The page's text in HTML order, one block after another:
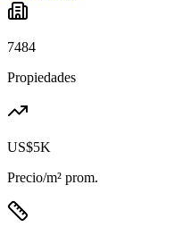
7484
Propiedades
US$5K
Precio/m² prom.